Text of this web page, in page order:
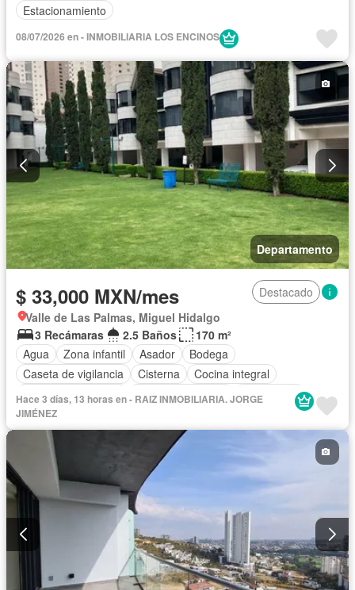
Estacionamiento
08/07/2026 en - INMOBILIARIA LOS ENCINOS
Departamento
$ 33,000 MXN/mes
Destacado
Valle de Las Palmas, Miguel Hidalgo
3 Recámaras
2.5 Baños
170 m²
Agua
Zona infantil Asador
Bodega
Caseta de vigilancia
Cisterna
Cocina integral
Cuarto de Limpieza
Cuarto de servicio
Electricidad
Estacionamiento
Recámara con closet
Sala polivalente
Seguridad
Televisión por cable
Zonas verdes
Permite mascotas
Permite niños Sin amueblar
Hace 3 días, 13 horas en - RAIZ INMOBILIARIA. JORGE
JIMÉNEZ